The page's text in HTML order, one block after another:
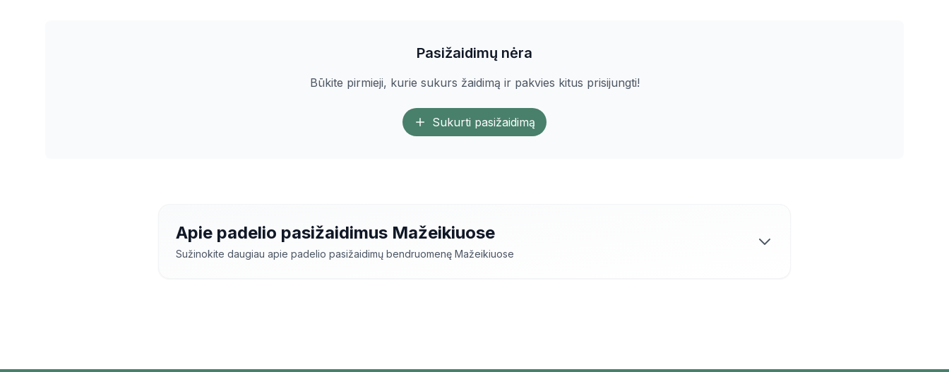
Pasižaidimų nėra
Būkite pirmieji, kurie sukurs žaidimą ir pakvies kitus prisijungti!
Sukurti pasižaidimą
Apie padelio pasižaidimus Mažeikiuose
Sužinokite daugiau apie padelio pasižaidimų bendruomenę Mažeikiuose